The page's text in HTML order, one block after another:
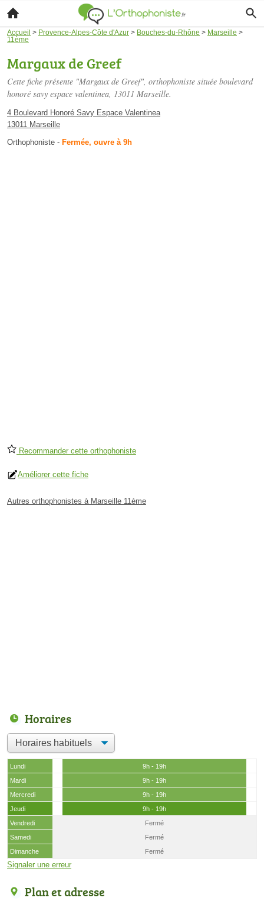
Accueil > Provence-Alpes-Côte d'Azur > Bouches-du-Rhône > Marseille >
11ème
Margaux de Greef
Cette fiche présente "Margaux de Greef", orthophoniste située boulevard
honoré savy espace valentinea, 13011 Marseille.
4 Boulevard Honoré Savy Espace Valentinea
13011 Marseille
Orthophoniste - Fermée, ouvre à 9h
Recommander cette orthophoniste
Améliorer cette fiche
Autres orthophonistes à Marseille 11ème
Horaires
Lundi
9h - 19h
Mardi
9h - 19h
Mercredi
9h - 19h
Jeudi
9h - 19h
Vendredi
Fermé
Samedi
Fermé
Dimanche
Fermé
Signaler une erreur
Plan et adresse